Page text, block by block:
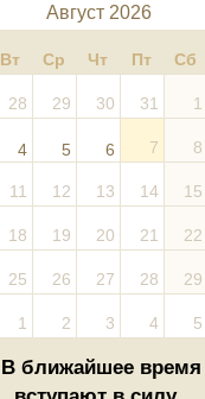
Август 2026
Вт Ср Чт Пт Сб
28 29 30 31 1
4 5 6 7 8
11 12 13 14 15
18 19 20 21 22
25 26 27 28 29
1 2 3 4 5
В ближайшее время